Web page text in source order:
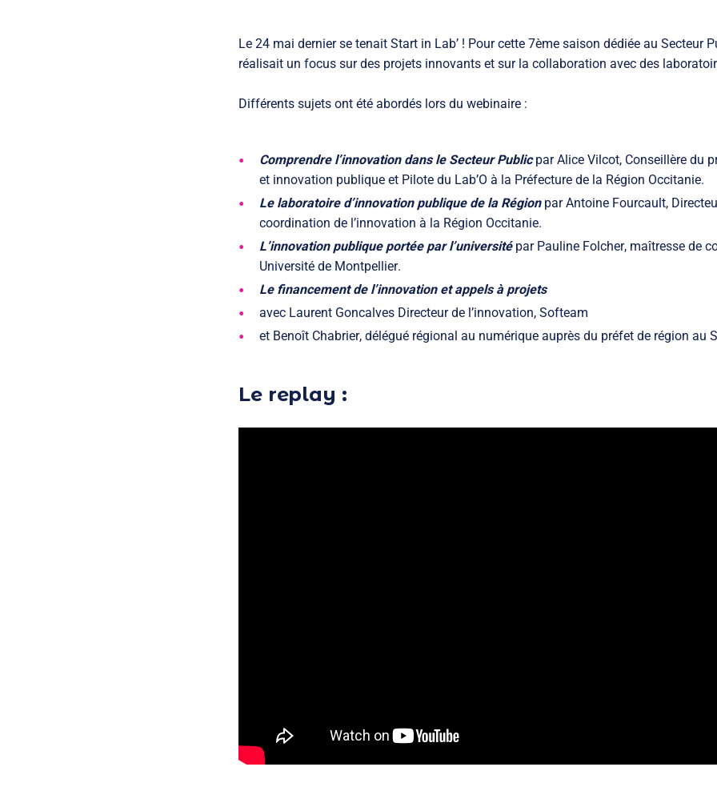
Le 24 mai dernier se tenait Start in Lab’ ! Pour cette 7ème saison dédiée au Secteur
réalisait un focus sur des projets innovants et sur la collaboration avec des
Différents sujets ont été abordés lors du webinaire :
Comprendre l’innovation dans le Secteur PublicparAlice Vilcot, Conseillère du
et innovation publique et Pilote du Lab’O à la Préfecture de la Région Occitanie.
Le laboratoire d’innovation publique de la Régionpar Antoine Fourcault,
coordination de l’innovation à la Région Occitanie.
L’innovation publique portée par l’universitépar Pauline Folcher, maîtresse de
Université de Montpellier.
Le financement de l’innovation et appels à projets
avec Laurent Goncalves Directeur de l’innovation, Softeam
et Benoît Chabrier, délégué régional au numérique auprès du préfet de région au
Le replay :